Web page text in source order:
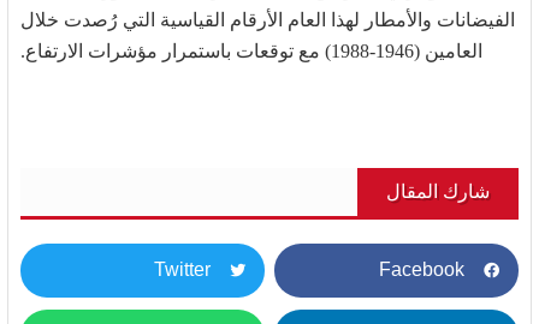
الفيضانات والأمطار لهذا العام الأرقام القياسية التي رُصدت خلال
العامين (1946-1988) مع توقعات باستمرار مؤشرات الارتفاع.
شارك المقال
Facebook
Twitter